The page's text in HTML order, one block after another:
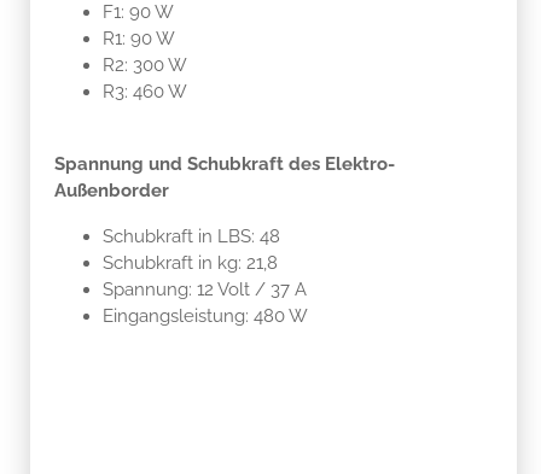
F1: 90 W
R1: 90 W
R2: 300 W
R3: 460 W
Spannung und Schubkraft des Elektro-
Außenborder
Schubkraft in LBS: 48
Schubkraft in kg: 21,8
Spannung: 12 Volt / 37 A
Eingangsleistung: 480 W